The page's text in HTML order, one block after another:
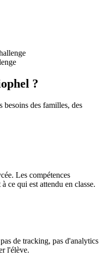
?
besoins des familles, des
Les compétences
ce qui est attendu en classe.
de tracking, pas d'analytics
l'élève.